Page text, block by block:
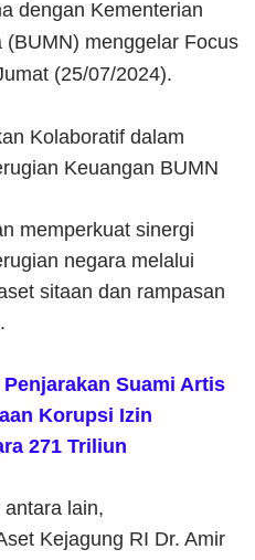
dengan Kementerian
menggelar Focus
(25/07/2024).
Kolaboratif dalam
Keuangan BUMN
memperkuat sinergi
negara melalui
sitaan dan rampasan
Suami Artis
Korupsi Izin
271 Triliun
lain,
Kejagung RI Dr. Amir